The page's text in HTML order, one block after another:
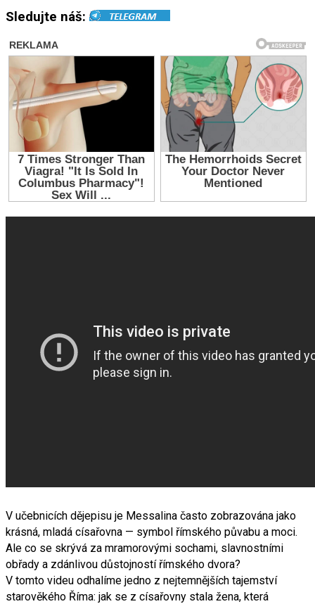
Sledujte náš:
V učebnicích dějepisu je Messalina často zobrazována jako
krásná, mladá císařovna — symbol římského půvabu a moci.
Ale co se skrývá za mramorovými sochami, slavnostními
obřady a zdánlivou důstojností římského dvora?
V tomto videu odhalíme jedno z nejtemnějších tajemství
starověkého Říma: jak se z císařovny stala žena, která